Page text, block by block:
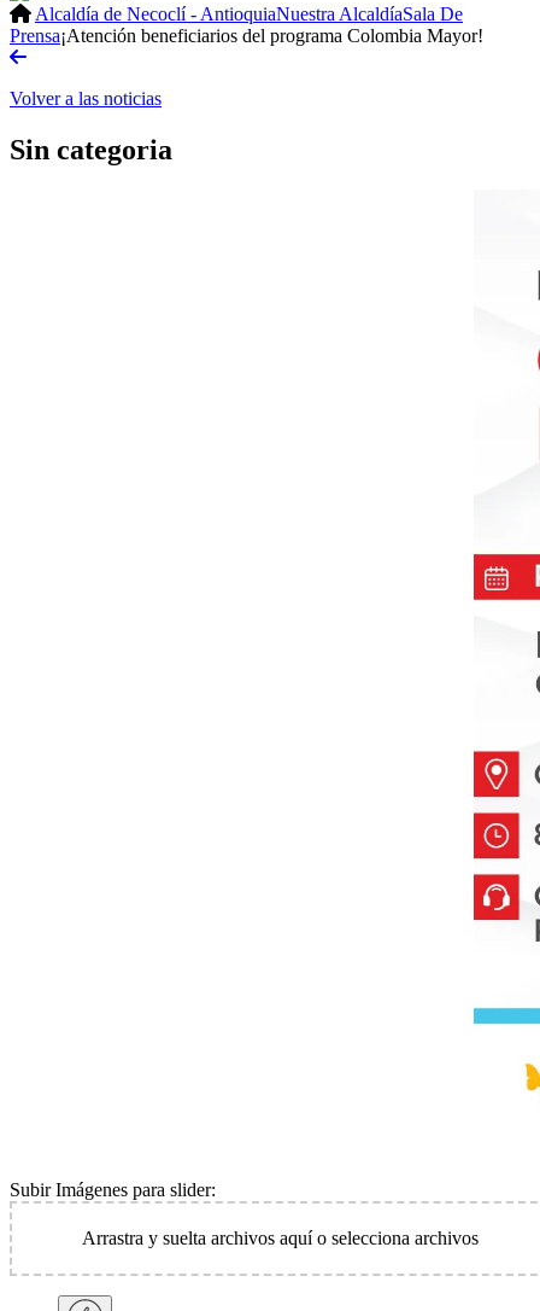
Alcaldía de Necoclí - AntioquiaNuestra AlcaldíaSala De
Prensa¡Atención beneficiarios del programa Colombia Mayor!
Volver a las noticias
Sin categoria
Subir Imágenes para slider:
Arrastra y suelta archivos aquí o selecciona archivos